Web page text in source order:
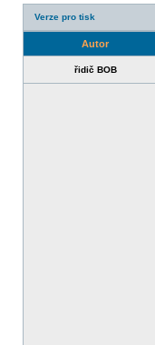
Verze pro tisk
Autor
řidič BOB